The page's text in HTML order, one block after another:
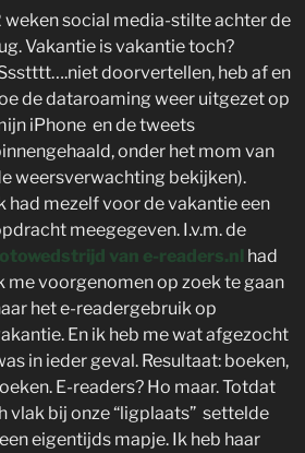
weken social media-stilte achter de
Vakantie is vakantie toch?
doorvertellen, heb af en
de dataroaming weer uitgezet op
iPhone en de tweets
onder het mom van
weersverwachting bekijken).
had mezelf voor de vakantie een
meegegeven. I.v.m. de
van e-readers.nl had
me voorgenomen op zoek te gaan
het e-readergebruik op
En ik heb me wat afgezocht
in ieder geval. Resultaat: boeken,
E-readers? Ho maar. Totdat
vlak bij onze “ligplaats” settelde
eigentijds mapje. Ik heb haar